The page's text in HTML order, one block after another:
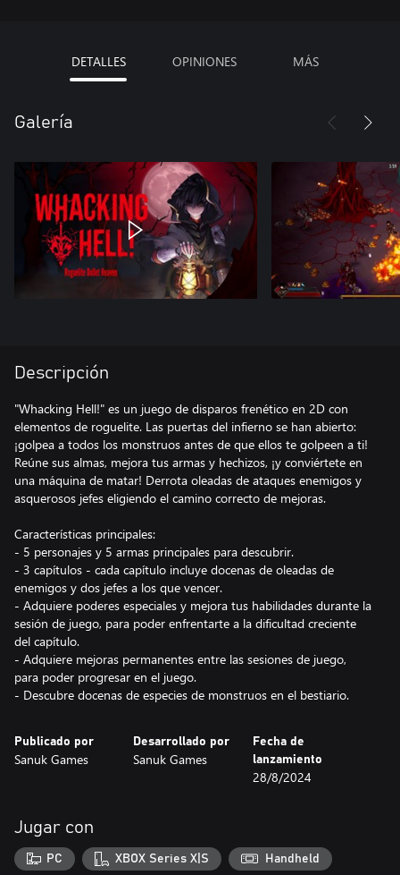
DETALLES OPINIONES MÁS
Galería
Descripción
"Whacking Hell!" es un juego de disparos frenético en 2D con
elementos de roguelite. Las puertas del infierno se han abierto:
¡golpea a todos los monstruos antes de que ellos te golpeen a ti!
Reúne sus almas, mejora tus armas y hechizos, ¡y conviértete en
una máquina de matar! Derrota oleadas de ataques enemigos y
asquerosos jefes eligiendo el camino correcto de mejoras.
Características principales:
- 5 personajes y 5 armas principales para descubrir.
- 3 capítulos - cada capítulo incluye docenas de oleadas de
enemigos y dos jefes a los que vencer.
- Adquiere poderes especiales y mejora tus habilidades durante la
sesión de juego, para poder enfrentarte a la dificultad creciente
del capítulo.
- Adquiere mejoras permanentes entre las sesiones de juego,
para poder progresar en el juego.
Publicado por
Sanuk Games
Desarrollado por
Sanuk Games
Fecha de
lanzamiento
28/8/2024
Jugar con
PC XBOX Series X|S Handheld